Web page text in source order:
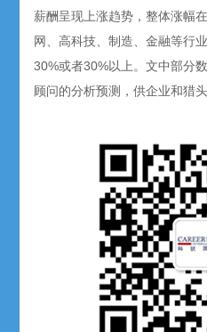
薪酬呈现上涨趋势，整体涨幅
网、高科技、制造、金融等行
30%或者30%以上。文中部分
顾问的分析预测，供企业和猎头